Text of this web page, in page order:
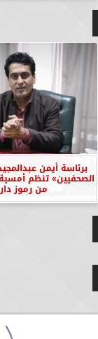
برئاسة أيمن
الصحفيين» تنظم
من رموز